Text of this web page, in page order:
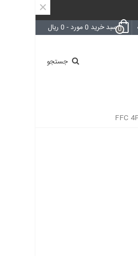
×
0سبد خرید 0مورد - 0 ریال
جستجو